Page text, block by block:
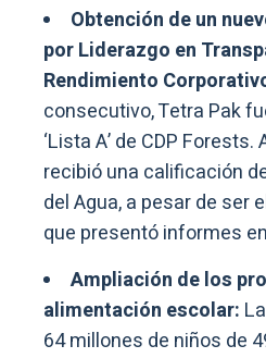
Obtención de un
por Liderazgo en
Rendimiento
consecutivo, Tetra Pak
‘Lista A’ de CDP
recibió una calificación
del Agua, a pesar de ser
que presentó informes
Ampliación de los
alimentación escolar:
64 millones de niños de